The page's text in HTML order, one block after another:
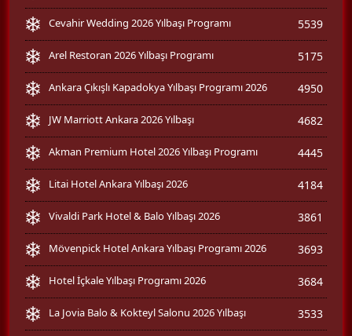
Cevahir Wedding 2026 Yılbaşı Programı 5539
Arel Restoran 2026 Yılbaşı Programı 5175
Ankara Çıkışlı Kapadokya Yılbaşı Programı 2026 4950
JW Marriott Ankara 2026 Yılbaşı 4682
Akman Premium Hotel 2026 Yılbaşı Programı 4445
Litai Hotel Ankara Yılbaşı 2026 4184
Vivaldi Park Hotel & Balo Yılbaşı 2026 3861
Mövenpick Hotel Ankara Yılbaşı Programı 2026 3693
Hotel İçkale Yılbaşı Programı 2026 3684
La Jovia Balo & Kokteyl Salonu 2026 Yılbaşı 3533